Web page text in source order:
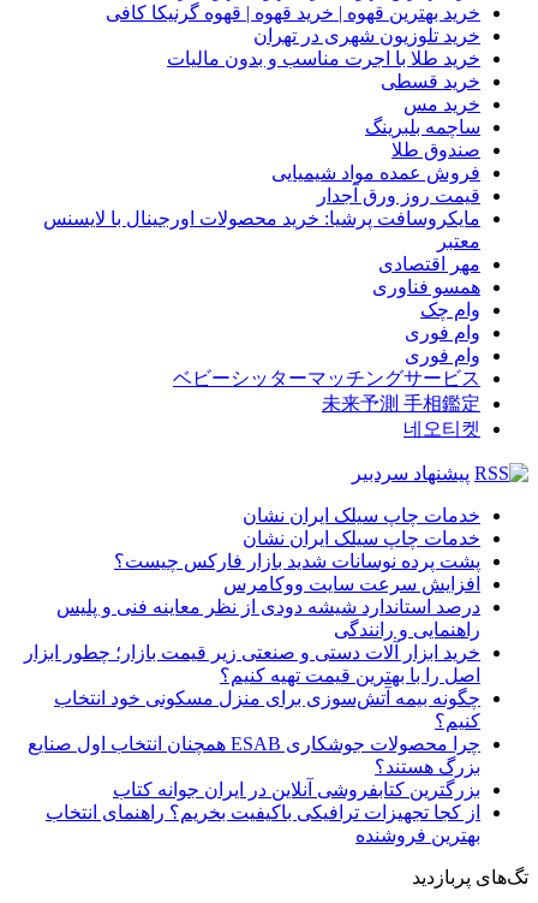
خرید بهترین قهوه | خرید قهوه | قهوه گرنیکا کافی
خرید تلوزیون شهری در تهران
خرید طلا با اجرت مناسب و بدون مالیات
خرید قسطی
خرید مس
ساچمه بلبرینگ
صندوق طلا
فروش عمده مواد شیمیایی
قیمت روز ورق آجدار
مایکروسافت پرشیا: خرید محصولات اورجینال با لایسنس
معتبر
مهر اقتصادی
همسو فناوری
وام چک
وام فوری
وام فوری
ベビーシッターマッチングサービス
未来予測 手相鑑定
네오티켓
پیشنهاد سردبیر
خدمات چاپ سیلک ایران نشان
خدمات چاپ سیلک ایران نشان
پشت پرده نوسانات شدید بازار فارکس چیست؟
افزایش سرعت سایت ووکامرس
درصد استاندارد شیشه دودی از نظر معاینه فنی و پلیس
راهنمایی و رانندگی
خرید ابزار آلات دستی و صنعتی زیر قیمت بازار؛ چطور ابزار
اصل را با بهترین قیمت تهیه کنیم؟
چگونه بیمه آتش‌سوزی برای منزل مسکونی خود انتخاب
کنیم؟
چرا محصولات جوشکاری ESAB همچنان انتخاب اول صنایع
بزرگ هستند؟
بزرگترین کتابفروشی آنلاین در ایران جوانه کتاب
از کجا تجهیزات ترافیکی باکیفیت بخریم؟ راهنمای انتخاب
بهترین فروشنده
تگ‌های پربازدید